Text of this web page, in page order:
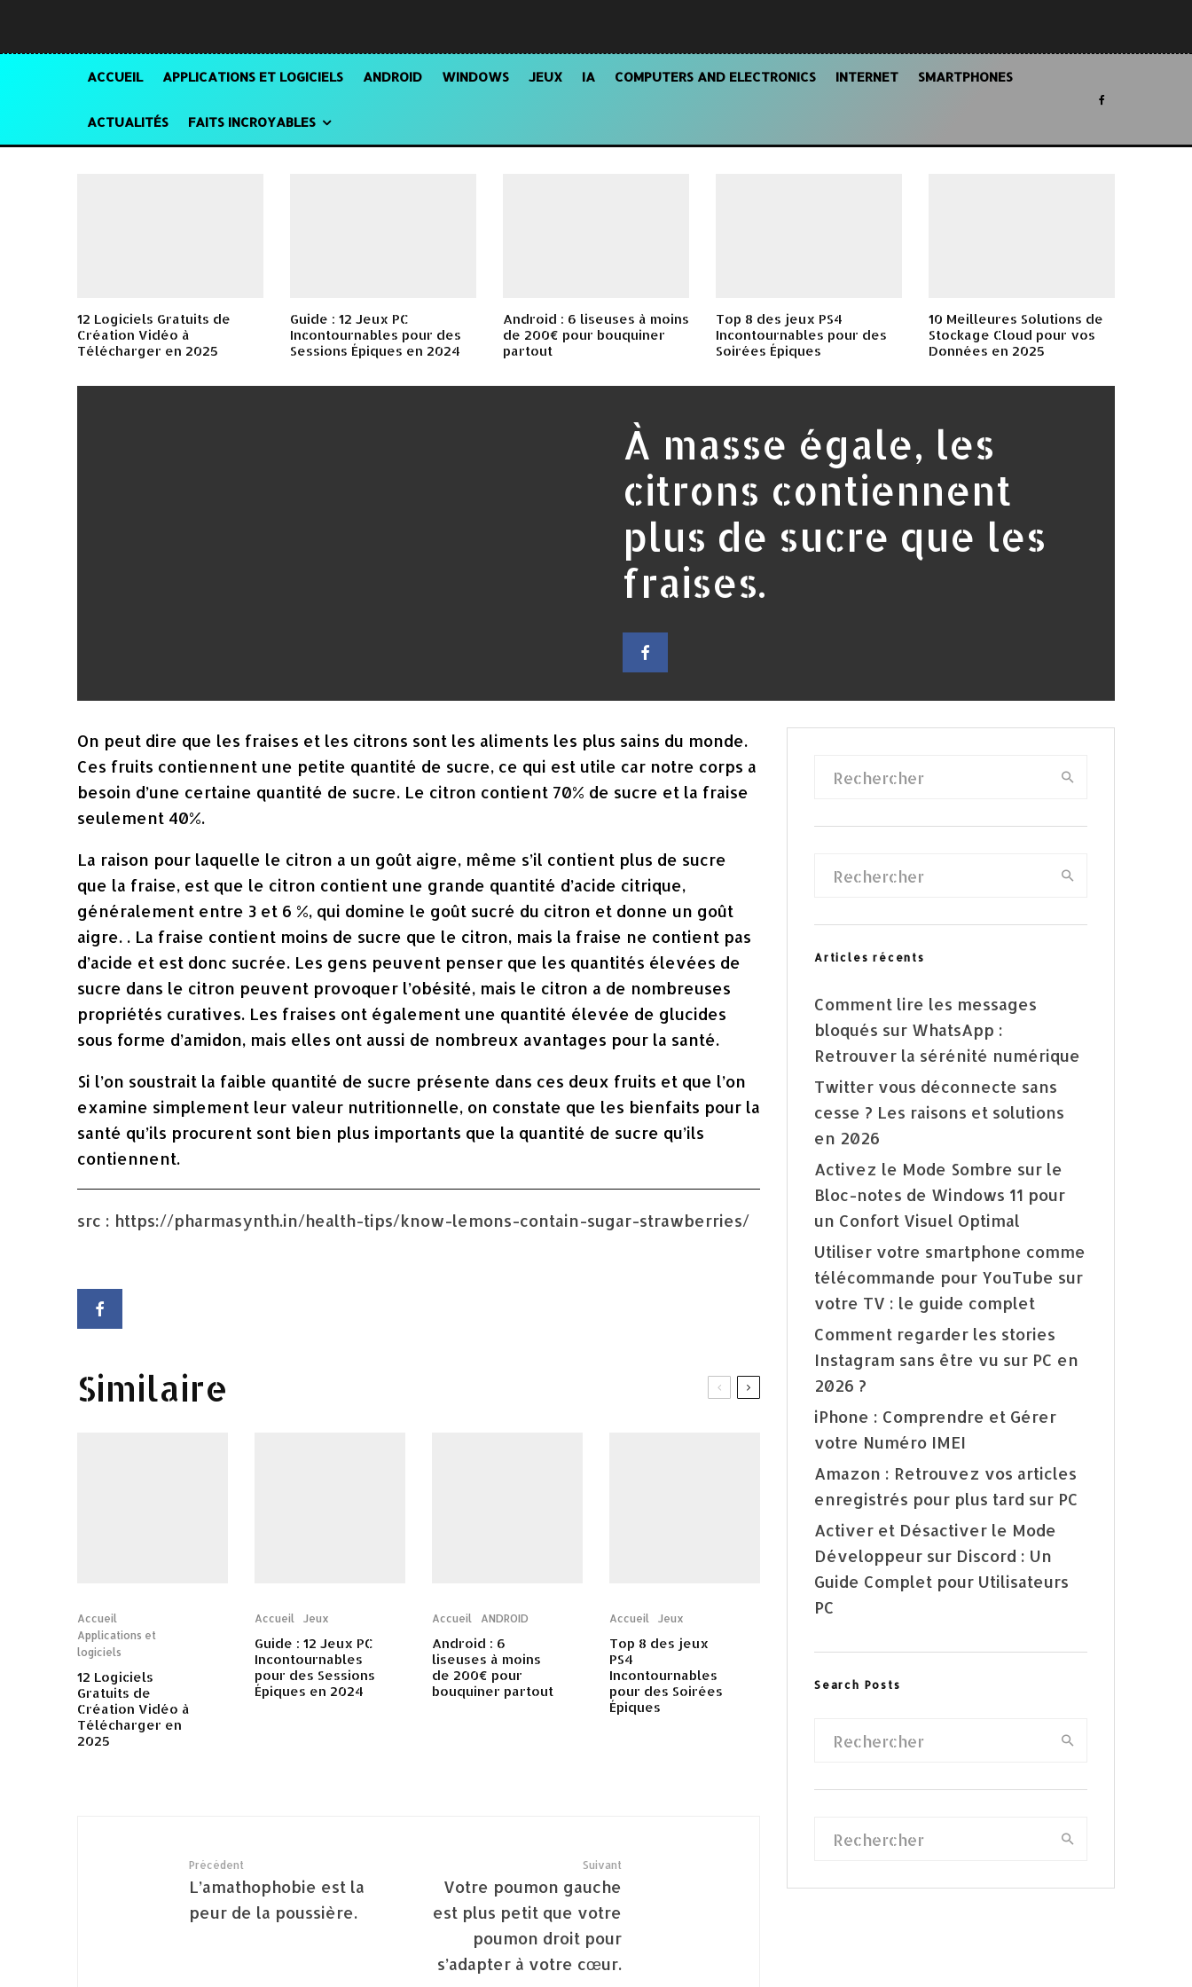
ACCUEIL APPLICATIONS ET LOGICIELS ANDROID WINDOWS JEUX IA COMPUTERS AND ELECTRONICS INTERNET SMARTPHONES
ACTUALITÉS FAITS INCROYABLES
12 Logiciels Gratuits de
Création Vidéo à
Télécharger en 2025
Guide : 12 Jeux PC
Incontournables pour des
Sessions Épiques en 2024
Android : 6 liseuses à moins
de 200€ pour bouquiner
partout
Top 8 des jeux PS4
Incontournables pour des
Soirées Épiques
10 Meilleures Solutions de
Stockage Cloud pour vos
Données en 2025
À masse égale, les
citrons contiennent
plus de sucre que les
fraises.
On peut dire que les fraises et les citrons sont les aliments les plus sains du monde.
Ces fruits contiennent une petite quantité de sucre, ce qui est utile car notre corps a
besoin d’une certaine quantité de sucre. Le citron contient 70% de sucre et la fraise
seulement 40%.
La raison pour laquelle le citron a un goût aigre, même s’il contient plus de sucre
que la fraise, est que le citron contient une grande quantité d’acide citrique,
généralement entre 3 et 6 %, qui domine le goût sucré du citron et donne un goût
aigre. . La fraise contient moins de sucre que le citron, mais la fraise ne contient pas
d’acide et est donc sucrée. Les gens peuvent penser que les quantités élevées de
sucre dans le citron peuvent provoquer l’obésité, mais le citron a de nombreuses
propriétés curatives. Les fraises ont également une quantité élevée de glucides
sous forme d’amidon, mais elles ont aussi de nombreux avantages pour la santé.
Si l’on soustrait la faible quantité de sucre présente dans ces deux fruits et que l’on
examine simplement leur valeur nutritionnelle, on constate que les bienfaits pour la
santé qu’ils procurent sont bien plus importants que la quantité de sucre qu’ils
contiennent.
src : https://pharmasynth.in/health-tips/know-lemons-contain-sugar-strawberries/
Similaire
Accueil
Applications et
logiciels
12 Logiciels
Gratuits de
Création Vidéo à
Télécharger en
2025
Accueil Jeux
Guide : 12 Jeux PC
Incontournables
pour des Sessions
Épiques en 2024
Accueil ANDROID
Android : 6
liseuses à moins
de 200€ pour
bouquiner partout
Accueil Jeux
Top 8 des jeux
PS4
Incontournables
pour des Soirées
Épiques
Précédent
L’amathophobie est la
peur de la poussière.
Suivant
Votre poumon gauche
est plus petit que votre
poumon droit pour
s’adapter à votre cœur.
Articles récents
Comment lire les messages
bloqués sur WhatsApp :
Retrouver la sérénité numérique
Twitter vous déconnecte sans
cesse ? Les raisons et solutions
en 2026
Activez le Mode Sombre sur le
Bloc-notes de Windows 11 pour
un Confort Visuel Optimal
Utiliser votre smartphone comme
télécommande pour YouTube sur
votre TV : le guide complet
Comment regarder les stories
Instagram sans être vu sur PC en
2026 ?
iPhone : Comprendre et Gérer
votre Numéro IMEI
Amazon : Retrouvez vos articles
enregistrés pour plus tard sur PC
Activer et Désactiver le Mode
Développeur sur Discord : Un
Guide Complet pour Utilisateurs
PC
Search Posts